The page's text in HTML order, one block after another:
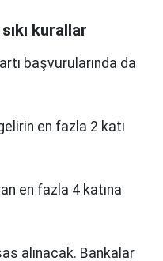
kurallar
başvurularında da
en fazla 2 katı
en fazla 4 katına
alınacak. Bankalar